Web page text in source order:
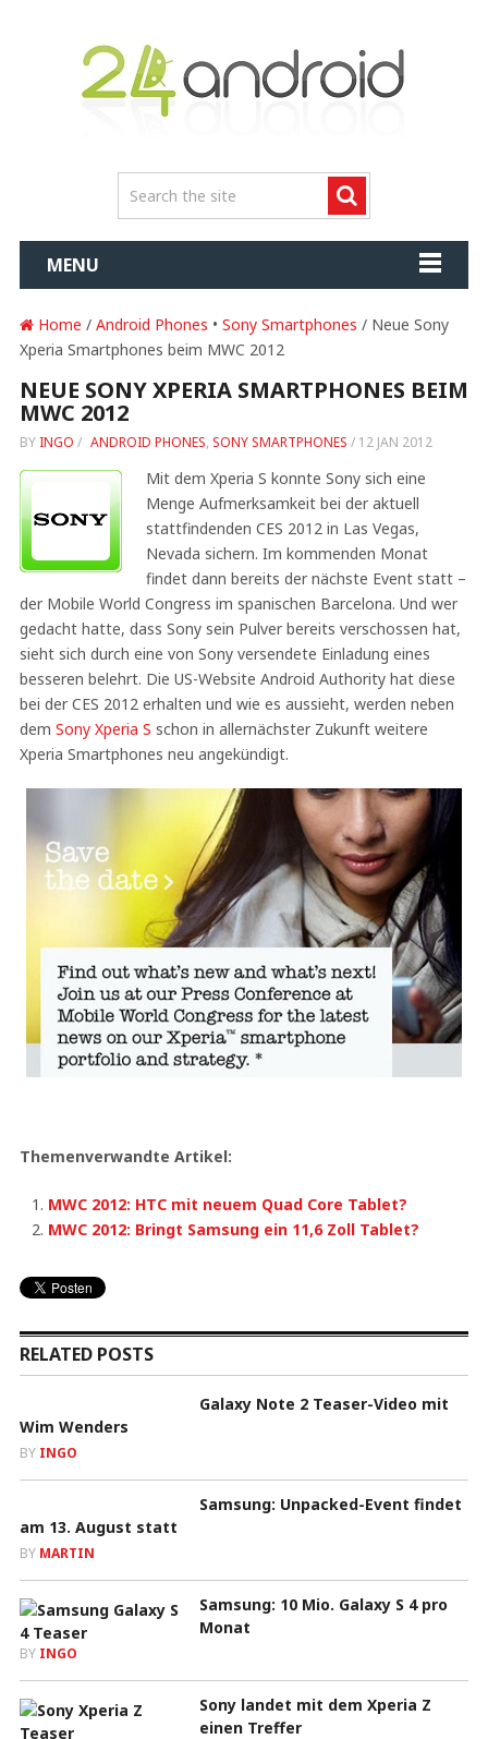
MENU
Home / Android Phones • Sony Smartphones / Neue Sony
Xperia Smartphones beim MWC 2012
NEUE SONY XPERIA SMARTPHONES BEIM
MWC 2012
BY INGO / ANDROID PHONES, SONY SMARTPHONES / 12 JAN 2012
Mit dem Xperia S konnte Sony sich eine
Menge Aufmerksamkeit bei der aktuell
stattfindenden CES 2012 in Las Vegas,
Nevada sichern. Im kommenden Monat
findet dann bereits der nächste Event statt –
der Mobile World Congress im spanischen Barcelona. Und wer
gedacht hatte, dass Sony sein Pulver bereits verschossen hat,
sieht sich durch eine von Sony versendete Einladung eines
besseren belehrt. Die US-Website Android Authority hat diese
bei der CES 2012 erhalten und wie es aussieht, werden neben
dem Sony Xperia S schon in allernächster Zukunft weitere
Xperia Smartphones neu angekündigt.
Themenverwandte Artikel:
MWC 2012: HTC mit neuem Quad Core Tablet?
MWC 2012: Bringt Samsung ein 11,6 Zoll Tablet?
RELATED POSTS
Galaxy Note 2 Teaser-Video mit
Wim Wenders
BY INGO
Samsung: Unpacked-Event findet
am 13. August statt
BY MARTIN
Samsung: 10 Mio. Galaxy S 4 pro
Monat
BY INGO
Sony landet mit dem Xperia Z
einen Treffer